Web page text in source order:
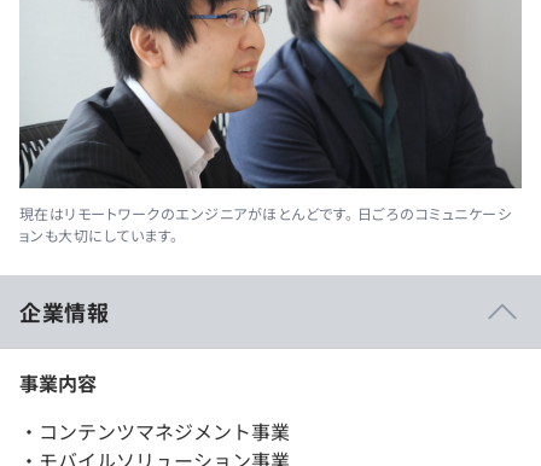
現在はリモートワークのエンジニアがほとんどです。 日ごろのコミュニケーシ
ョンも大切にしています。
企業情報
事業内容
・コンテンツマネジメント事業